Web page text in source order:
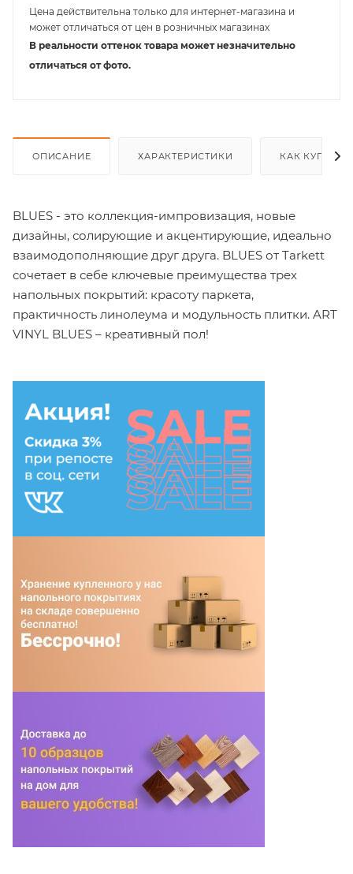
Цена действительна только для интернет-магазина и
может отличаться от цен в розничных магазинах
В реальности оттенок товара может незначительно
отличаться от фото.
ОПИСАНИЕ ХАРАКТЕРИСТИКИ КАК КУПИТЬ
BLUES - это коллекция-импровизация, новые
дизайны, солирующие и акцентирующие, идеально
взаимодополняющие друг друга. BLUES от Tarkett
сочетает в себе ключевые преимущества трех
напольных покрытий: красоту паркета,
практичность линолеума и модульность плитки. ART
VINYL BLUES – креативный пол!